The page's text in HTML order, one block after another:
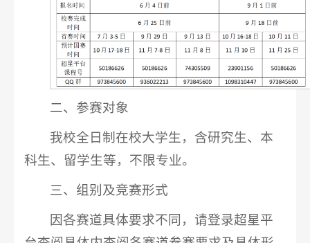
二、参赛对象
我校全日制在校大学生，含研究生、本
科生、留学生等，不限专业。
三、组别及竞赛形式
因各赛道具体要求不同，请登录超星平